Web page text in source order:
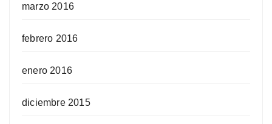
marzo 2016
febrero 2016
enero 2016
diciembre 2015